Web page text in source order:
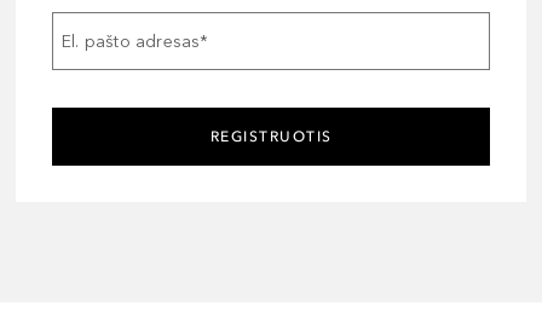
El. pašto adresas*
REGISTRUOTIS